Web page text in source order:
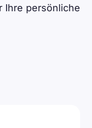
Ihre persönliche